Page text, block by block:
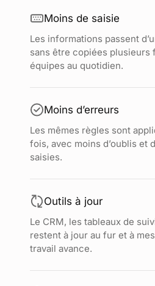
Moins de saisie
Les informations passent
sans être copiées plusieurs
équipes au quotidien.
Moins d’erreurs
Les mêmes règles sont
fois, avec moins d’oublis et
saisies.
Outils à jour
Le CRM, les tableaux de
restent à jour au fur et à
travail avance.